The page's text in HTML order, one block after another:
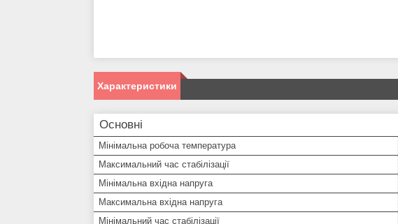
Характеристики
Основні
Мінімальна робоча температура
Максимальний час стабілізації
Мінімальна вхідна напруга
Максимальна вхідна напруга
Мінімальний час стабілізації